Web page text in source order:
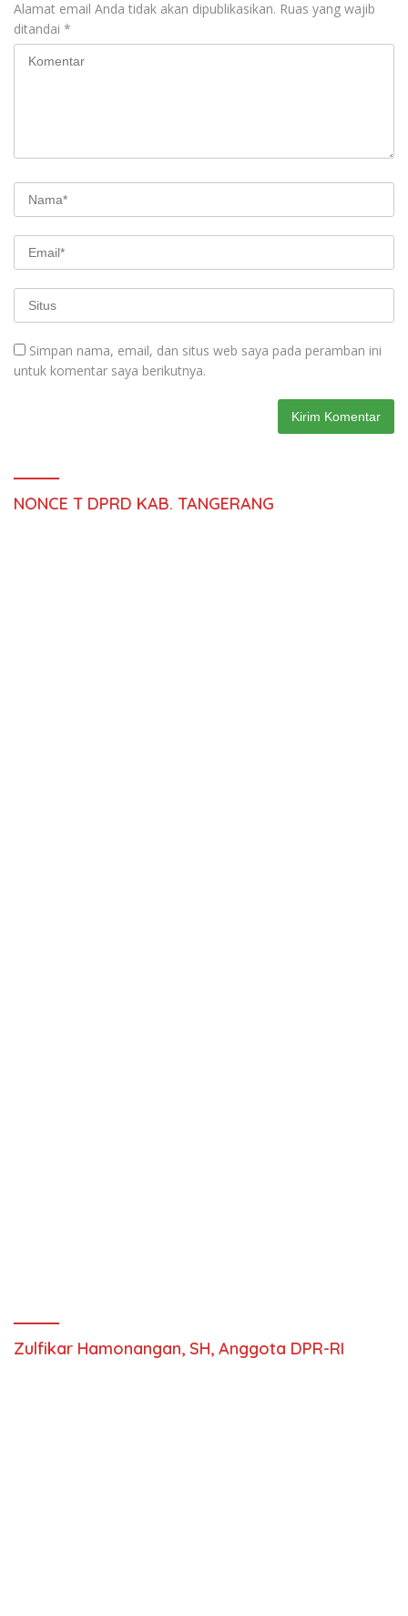
Alamat email Anda tidak akan dipublikasikan. Ruas yang wajib
ditandai *
Simpan nama, email, dan situs web saya pada peramban ini
untuk komentar saya berikutnya.
NONCE T DPRD KAB. TANGERANG
Zulfikar Hamonangan, SH, Anggota DPR-RI